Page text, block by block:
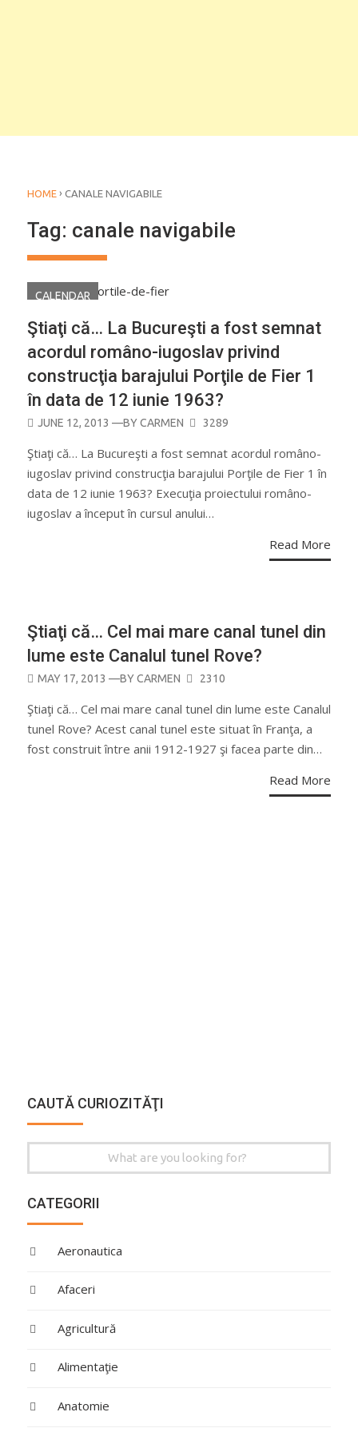
HOME › CANALE NAVIGABILE
Tag: canale navigabile
CALENDAR
Ştiaţi că… La Bucureşti a fost semnat
acordul româno-iugoslav privind
construcţia barajului Porţile de Fier 1
în data de 12 iunie 1963?
POSTED
JUNE 12, 2013 —BYCARMEN 3289
Ştiaţi că… La Bucureşti a fost semnat acordul româno-
iugoslav privind construcţia barajului Porţile de Fier 1 în
data de 12 iunie 1963? Execuţia proiectului româno-
iugoslav a început în cursul anului…
Read More
Ştiaţi că… Cel mai mare canal tunel din
lume este Canalul tunel Rove?
POSTED
MAY 17, 2013 —BYCARMEN 2310
Ştiaţi că… Cel mai mare canal tunel din lume este Canalul
tunel Rove? Acest canal tunel este situat în Franţa, a
fost construit între anii 1912-1927 şi facea parte din…
Read More
CAUTĂ CURIOZITĂŢI
for:
CATEGORII
Aeronautica
Afaceri
Agricultură
Alimentaţie
Anatomie